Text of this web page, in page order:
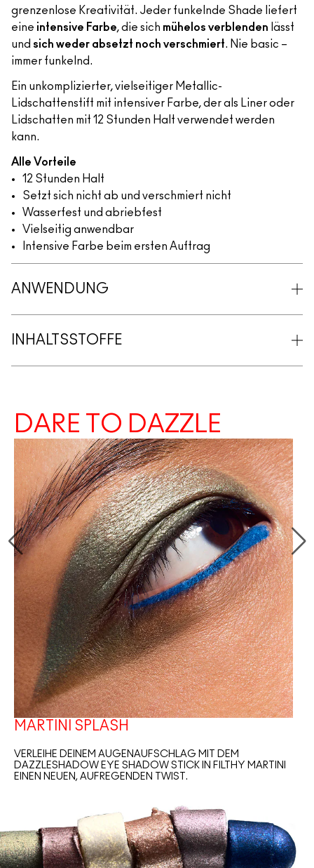
grenzenlose Kreativität. Jeder funkelnde Shade liefert
eine intensive Farbe, die sich mühelos verblenden lässt
und sich weder absetzt noch verschmiert. Nie basic –
immer funkelnd.
Ein unkomplizierter, vielseitiger Metallic-
Lidschattenstift mit intensiver Farbe, der als Liner oder
Lidschatten mit 12 Stunden Halt verwendet werden
kann.
Alle Vorteile
12 Stunden Halt
Setzt sich nicht ab und verschmiert nicht
Wasserfest und abriebfest
Vielseitig anwendbar
Intensive Farbe beim ersten Auftrag
ANWENDUNG
INHALTSSTOFFE
DARE TO DAZZLE
MARTINI SPLASH
VERLEIHE DEINEM AUGENAUFSCHLAG MIT DEM
DAZZLESHADOW EYE SHADOW STICK IN FILTHY MARTINI
EINEN NEUEN, AUFREGENDEN TWIST.